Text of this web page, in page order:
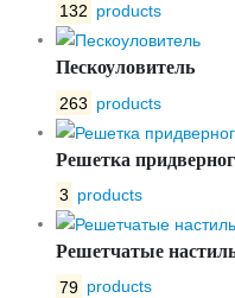
132 products
Пескоуловитель
263 products
Решетка
3 products
Решетчатые
79 products